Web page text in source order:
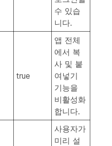
수 있습
니다.
true
앱 전체
에서 복
사 및 붙
여넣기
기능을
비활성화
합니다.
사용자가
미리 설